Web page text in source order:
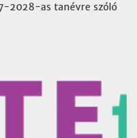
2028-as tanévre szóló